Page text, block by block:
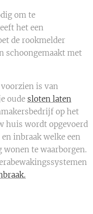
om te
het een
de rookmelder
schoongemaakt met
is van
oude sloten laten
op het
huis wordt opgevoerd
inbraak welke een
te waarborgen.